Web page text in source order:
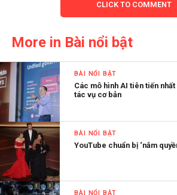
CLICK TO COMMENT
More in Bài nổi bật
BÀI NỔI BẬT
Các mô hình AI tiên tiến
tác vụ cơ bản
BÀI NỔI BẬT
YouTube chuẩn bị ‘nắm
BÀI NỔI BẬT